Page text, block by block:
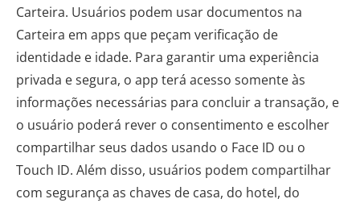
Carteira. Usuários podem usar documentos na
Carteira em apps que peçam verificação de
identidade e idade. Para garantir uma experiência
privada e segura, o app terá acesso somente às
informações necessárias para concluir a transação, e
o usuário poderá rever o consentimento e escolher
compartilhar seus dados usando o Face ID ou o
Touch ID. Além disso, usuários podem compartilhar
com segurança as chaves de casa, do hotel, do